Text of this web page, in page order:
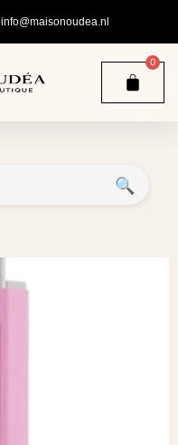
info@maisonoudea.nl
0
🔍